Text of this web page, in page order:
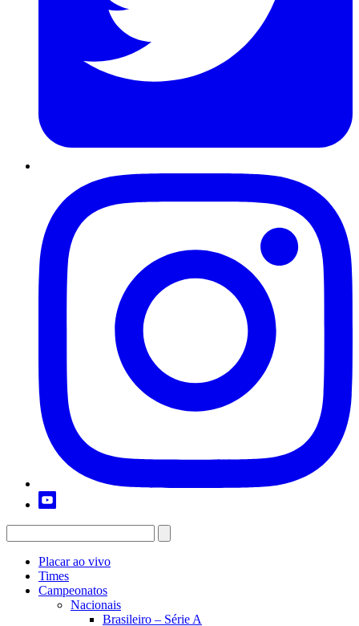
Placar ao vivo
Times
Campeonatos
Nacionais
Brasileiro – Série A